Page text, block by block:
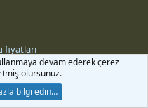
fiyatları-
devam ederek çerez
olursunuz.
bilgi edin…